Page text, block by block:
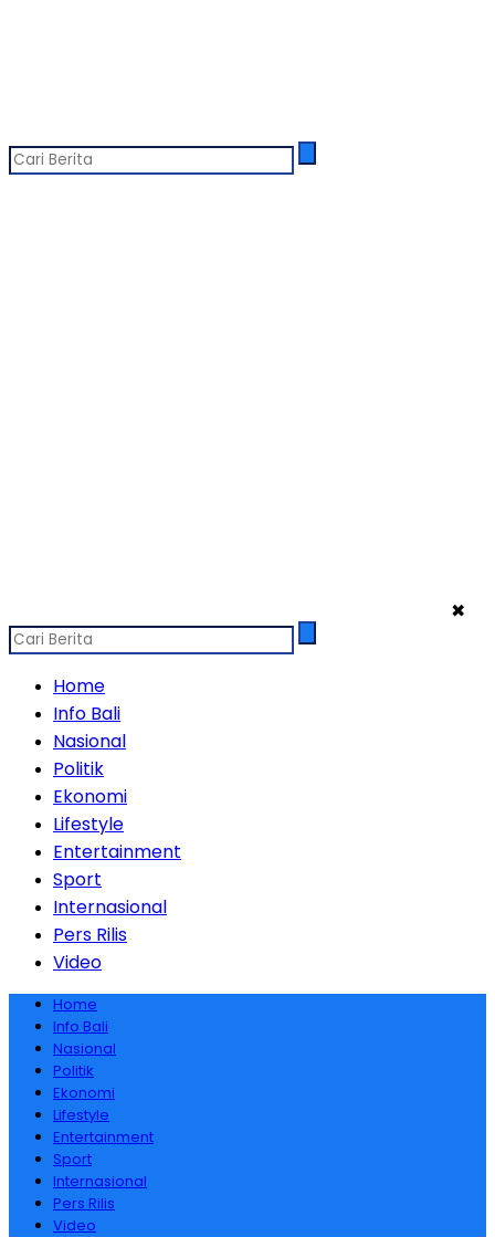
✖
Home
Info Bali
Nasional
Politik
Ekonomi
Lifestyle
Entertainment
Sport
Internasional
Pers Rilis
Video
Home
Info Bali
Nasional
Politik
Ekonomi
Lifestyle
Entertainment
Sport
Internasional
Pers Rilis
Video